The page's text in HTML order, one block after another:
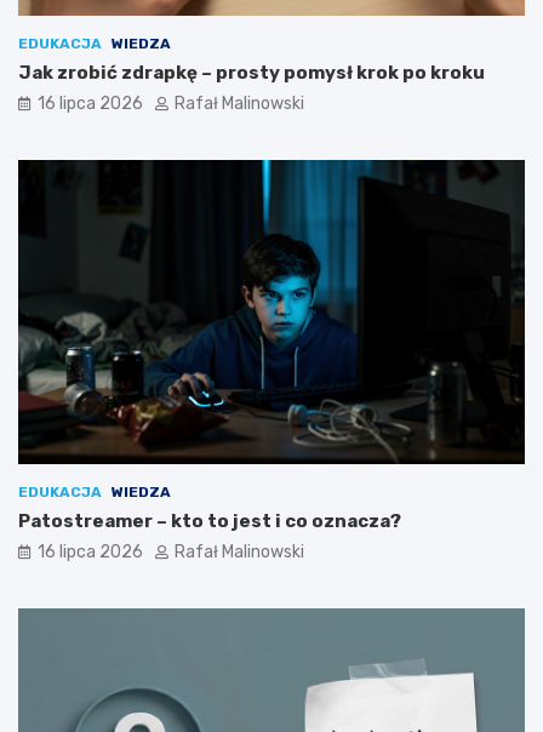
EDUKACJA WIEDZA
Jak zrobić zdrapkę – prosty pomysł krok po kroku
16 lipca 2026 Rafał Malinowski
EDUKACJA WIEDZA
Patostreamer – kto to jest i co oznacza?
16 lipca 2026 Rafał Malinowski